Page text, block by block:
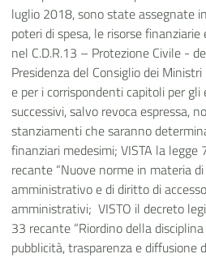
luglio 2018, sono state assegnate
poteri di spesa, le risorse
nel C.D.R.13 – Protezione Civile -
Presidenza del Consiglio dei
e per i corrispondenti capitoli per gli
successivi, salvo revoca espressa,
stanziamenti che saranno
finanziari medesimi; VISTA la legge
recante “Nuove norme in materia
amministrativo e di diritto di
amministrativi; VISTO il decreto
33 recante “Riordino della
pubblicità, trasparenza e diffusione